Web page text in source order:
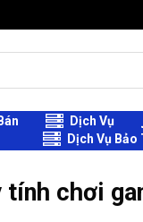
Dịch Vụ
Dịch Vụ
tính chơi